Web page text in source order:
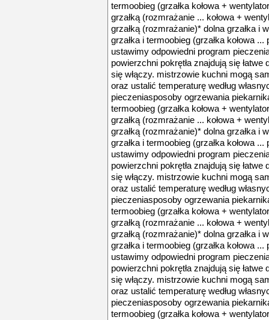
termoobieg (grzałka kołowa +
grzałką (rozmrażanie ... kołowa +
grzałką (rozmrażanie)* dolna grzałka i
grzałka i termoobieg (grzałka kołowa
ustawimy odpowiedni program
powierzchni pokrętła znajdują się
się włączy. mistrzowie kuchni mogą
oraz ustalić temperaturę według
pieczeniasposoby ogrzewania
termoobieg (grzałka kołowa +
grzałką (rozmrażanie ... kołowa +
grzałką (rozmrażanie)* dolna grzałka i
grzałka i termoobieg (grzałka kołowa
ustawimy odpowiedni program
powierzchni pokrętła znajdują się
się włączy. mistrzowie kuchni mogą
oraz ustalić temperaturę według
pieczeniasposoby ogrzewania
termoobieg (grzałka kołowa +
grzałką (rozmrażanie ... kołowa +
grzałką (rozmrażanie)* dolna grzałka i
grzałka i termoobieg (grzałka kołowa
ustawimy odpowiedni program
powierzchni pokrętła znajdują się
się włączy. mistrzowie kuchni mogą
oraz ustalić temperaturę według
pieczeniasposoby ogrzewania
termoobieg (grzałka kołowa +